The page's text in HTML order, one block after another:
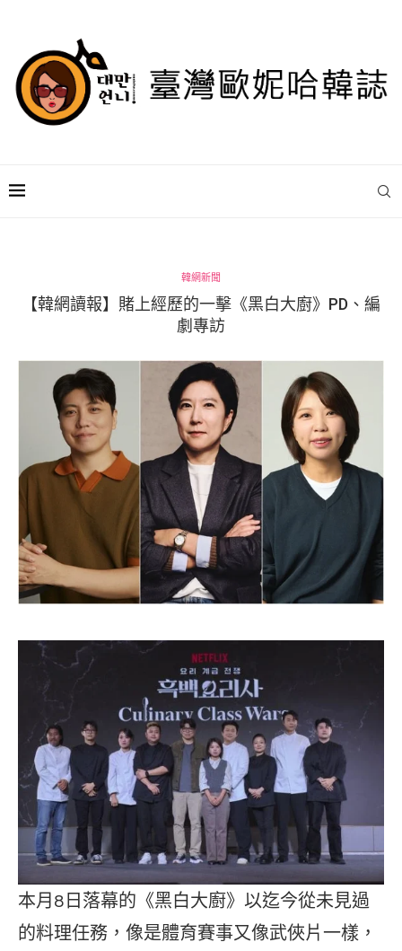
韓網新聞
【韓網讀報】賭上經歷的一擊《黑白大廚》PD、編
劇專訪
本月8日落幕的《黑白大廚》以迄今從未見過
的料理任務，像是體育賽事又像武俠片一樣，